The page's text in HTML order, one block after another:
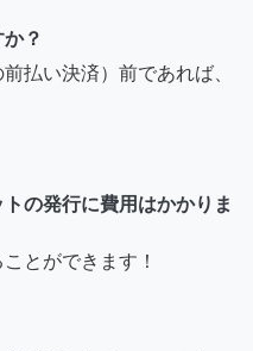
？
払い決済）前であれば、
の発行に費用はかかりま
とができます！